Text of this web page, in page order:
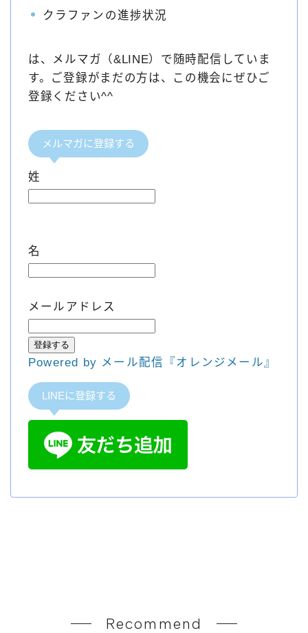
クラファンの進捗状況
は、メルマガ（&LINE）で随時配信していま
す。ご登録がまだの方は、この機会にぜひご
登録ください^^
メルマガに登録する
姓
名
メールアドレス
登録する
Powered by メール配信『オレンジメール』
LINEに登録する
Recommend